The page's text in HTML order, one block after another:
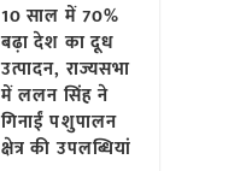
10 साल में 70%
बढ़ा देश का दूध
उत्पादन, राज्यसभा
में ललन सिंह ने
गिनाईं पशुपालन
क्षेत्र की उपलब्धियां